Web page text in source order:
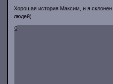
Хорошая история Максим, и я
людей)
0